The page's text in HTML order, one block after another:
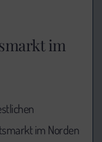
im
im Norden